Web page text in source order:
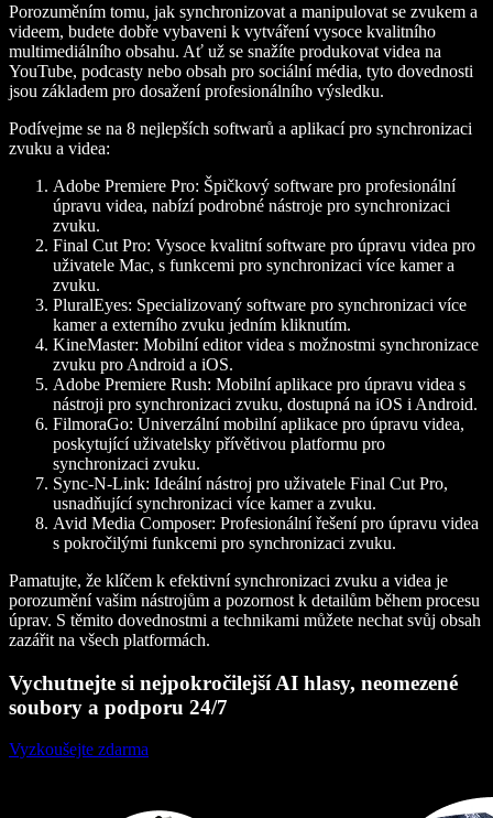
Porozuměním tomu, jak synchronizovat a manipulovat se zvukem a
videem, budete dobře vybaveni k vytváření vysoce kvalitního
multimediálního obsahu. Ať už se snažíte produkovat videa na
YouTube, podcasty nebo obsah pro sociální média, tyto dovednosti
jsou základem pro dosažení profesionálního výsledku.
Podívejme se na 8 nejlepších softwarů a aplikací pro synchronizaci
zvuku a videa:
Adobe Premiere Pro: Špičkový software pro profesionální
úpravu videa, nabízí podrobné nástroje pro synchronizaci
zvuku.
Final Cut Pro: Vysoce kvalitní software pro úpravu videa pro
uživatele Mac, s funkcemi pro synchronizaci více kamer a
zvuku.
PluralEyes: Specializovaný software pro synchronizaci více
kamer a externího zvuku jedním kliknutím.
KineMaster: Mobilní editor videa s možnostmi synchronizace
zvuku pro Android a iOS.
Adobe Premiere Rush: Mobilní aplikace pro úpravu videa s
nástroji pro synchronizaci zvuku, dostupná na iOS i Android.
FilmoraGo: Univerzální mobilní aplikace pro úpravu videa,
poskytující uživatelsky přívětivou platformu pro
synchronizaci zvuku.
Sync-N-Link: Ideální nástroj pro uživatele Final Cut Pro,
usnadňující synchronizaci více kamer a zvuku.
Avid Media Composer: Profesionální řešení pro úpravu videa
s pokročilými funkcemi pro synchronizaci zvuku.
Pamatujte, že klíčem k efektivní synchronizaci zvuku a videa je
porozumění vašim nástrojům a pozornost k detailům během procesu
úprav. S těmito dovednostmi a technikami můžete nechat svůj obsah
zazářit na všech platformách.
Vychutnejte si nejpokročilejší AI hlasy, neomezené
soubory a podporu 24/7
Vyzkoušejte zdarma